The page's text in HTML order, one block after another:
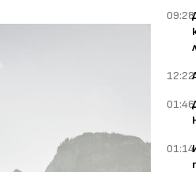
09:28
12:22
01:46
01:14